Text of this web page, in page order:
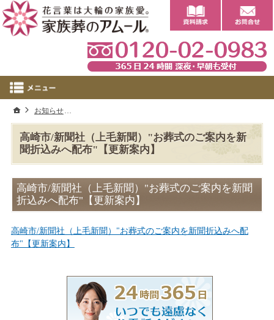
高崎市/新聞社（上毛新聞）"お葬式のご案内を新
聞折込みへ配布"【更新案内】
高崎市/新聞社（上毛新聞）"お葬式のご案内を新聞
折込みへ配布"【更新案内】
高崎市/新聞社（上毛新聞）"お葬式のご案内を新聞折込みへ配
布"【更新案内】
ホーム
お知らせ